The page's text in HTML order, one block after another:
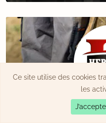
Ce site utilise des cookies
les
J’accepte